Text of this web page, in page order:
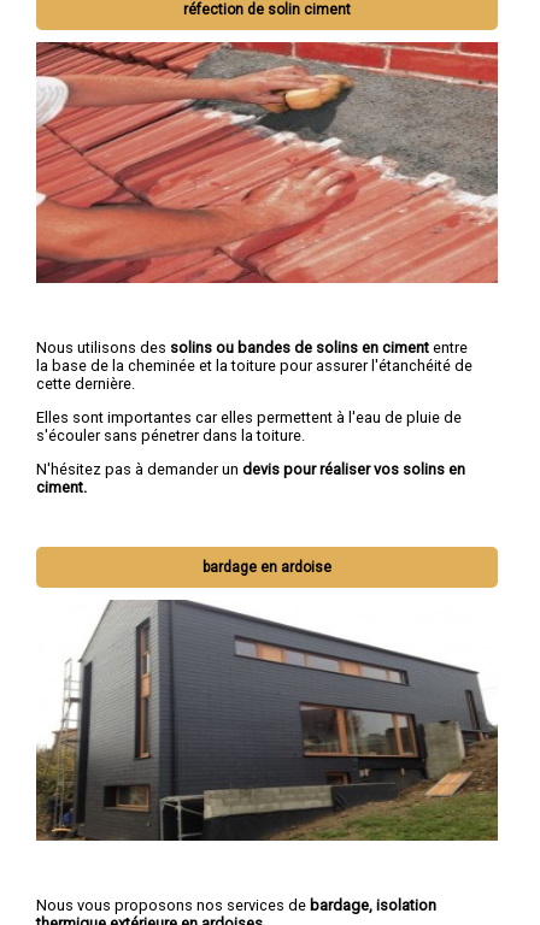
réfection de solin ciment
Nous utilisons des solins ou bandes de solins en ciment entre
la base de la cheminée et la toiture pour assurer l'étanchéité de
cette dernière.
Elles sont importantes car elles permettent à l'eau de pluie de
s'écouler sans pénetrer dans la toiture.
N'hésitez pas à demander un devis pour réaliser vos solins en
ciment.
bardage en ardoise
Nous vous proposons nos services de bardage, isolation